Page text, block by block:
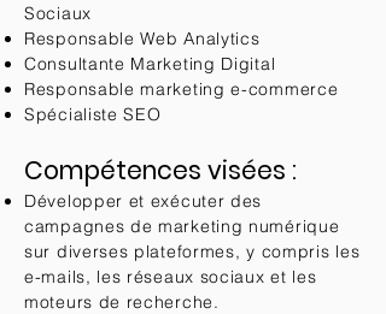
Sociaux
Responsable Web Analytics
Consultante Marketing Digital
Responsable marketing e-commerce
Spécialiste SEO
Compétences visées :
Développer et exécuter des
campagnes de marketing numérique
sur diverses plateformes, y compris les
e-mails, les réseaux sociaux et les
moteurs de recherche.